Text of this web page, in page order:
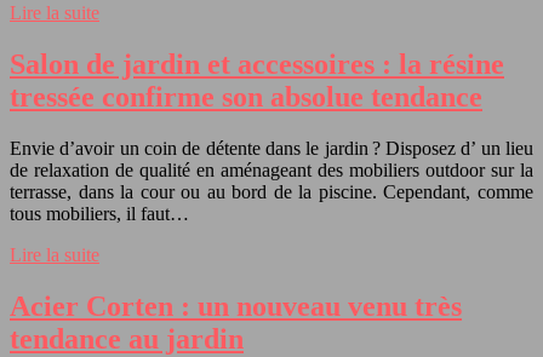
Lire la suite
Salon de jardin et accessoires : la résine
tressée confirme son absolue tendance
Envie d’avoir un coin de détente dans le jardin ? Disposez d’ un lieu
de relaxation de qualité en aménageant des mobiliers outdoor sur la
terrasse, dans la cour ou au bord de la piscine. Cependant, comme
tous mobiliers, il faut…
Lire la suite
Acier Corten : un nouveau venu très
tendance au jardin